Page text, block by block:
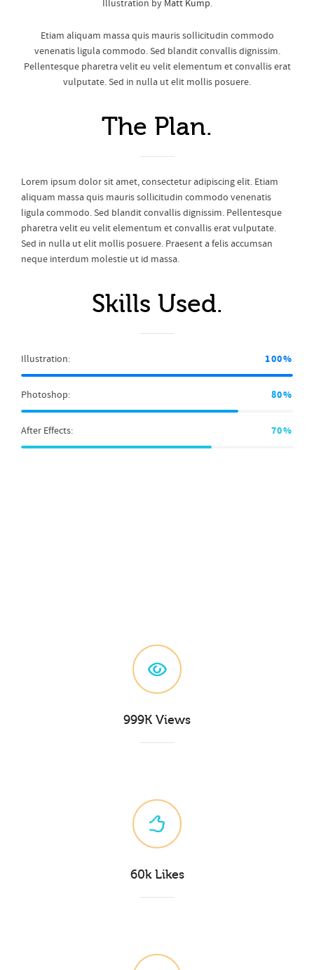
Illustration by Matt Kump.
Etiam aliquam massa quis mauris sollicitudin commodo
venenatis ligula commodo. Sed blandit convallis dignissim.
Pellentesque pharetra velit eu velit elementum et convallis erat
vulputate. Sed in nulla ut elit mollis posuere.
The Plan.
Lorem ipsum dolor sit amet, consectetur adipiscing elit. Etiam
aliquam massa quis mauris sollicitudin commodo venenatis
ligula commodo. Sed blandit convallis dignissim. Pellentesque
pharetra velit eu velit elementum et convallis erat vulputate.
Sed in nulla ut elit mollis posuere. Praesent a felis accumsan
neque interdum molestie ut id massa.
Skills Used.
Illustration: 100%
Photoshop: 80%
After Effects: 70%
999K Views
60k Likes